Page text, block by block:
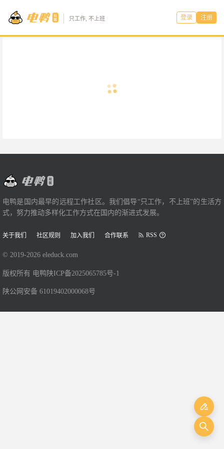
只工作, 不上班 登录 注册
电鸭是国内最早的远程工作社区。我们倡导“只工作，不上班”的生活方
式，努力推动多样化工作方式在国内的渐进式发展。
关于我们 社区规则 加入我们 合作联系 RSS
© 2019-2026 eleduck.com
版权所有 电鸭 陕ICP备2025065785号-1
陕公网安备 61019402000068号